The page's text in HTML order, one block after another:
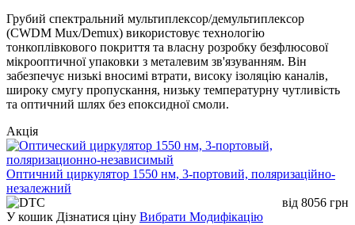
Грубий спектральний мультиплексор/демультиплексор
(CWDM Mux/Demux) використовує технологію
тонкоплівкового покриття та власну розробку безфлюсової
мікрооптичної упаковки з металевим зв'язуванням. Він
забезпечує низькі вносимі втрати, високу ізоляцію каналів,
широку смугу пропускання, низьку температурну чутливість
та оптичний шлях без епоксидної смоли.
Акція
Оптичний циркулятор 1550 нм, 3-портовий, поляризаційно-
незалежний
від 8056 грн
У кошик Дізнатися ціну Вибрати Модифікацію